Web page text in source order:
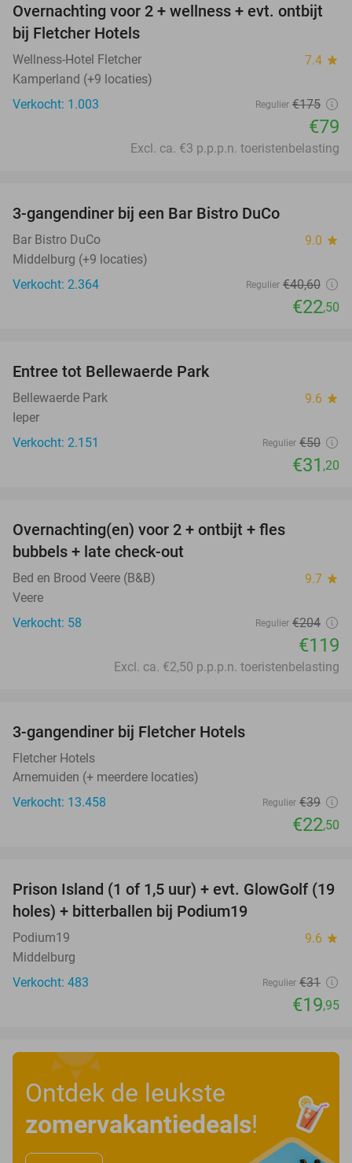
55%
Overnachting voor 2 + wellness + evt. ontbijt
bij Fletcher Hotels
Wellness-Hotel Fletcher 7.4 star
Kamperland (+9 locaties)
Verkocht: 1.003
Regulier €175
€79
Excl. ca. €3 p.p.p.n. toeristenbelasting
3-gangendiner bij een Bar Bistro DuCo
Bar Bistro DuCo 9.0 star
Middelburg (+9 locaties)
Verkocht: 2.364
Regulier €40,60
€22,50
Entree tot Bellewaerde Park
Bellewaerde Park 9.6 star
Ieper
Verkocht: 2.151
Regulier €50
€31 ,20
Overnachting(en) voor 2 + ontbijt + fles
bubbels + late check-out
Bed en Brood Veere (B&B) 9.7 star
Veere
Verkocht: 58
Regulier €204
€119
Excl. ca. €2,50 p.p.p.n. toeristenbelasting
3-gangendiner bij Fletcher Hotels
Fletcher Hotels
Arnemuiden (+ meerdere locaties)
Verkocht: 13.458
Regulier €39
€22,50
36%
Prison Island (1 of 1,5 uur) + evt. GlowGolf (19
holes) + bitterballen bij Podium19
Podium19 9.6 star
Middelburg
Verkocht: 483
Regulier €31
€19,95
Ontdek de leukste
zomervakantiedeals!